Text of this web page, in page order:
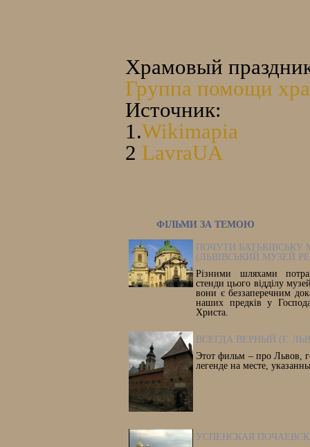
Храмовый
Группа помощи
Источник:
1.Wikimapia
2 LavraUA
ФІЛЬМИ ЗА ТЕМОЮ
ПОЧУТИ БАТЬКІВСЬКУ
(ЛЬВІВСЬКИЙ МУЗЕЙ
Різними шляхами
стенди цього відділу
вони є беззаперечним
наших предків у
Христа.
ВСЕГДА ВЕРНЫЙ (Г.
Этот фильм – про Львов,
легенде на месте,
УСПЕНСКАЯ